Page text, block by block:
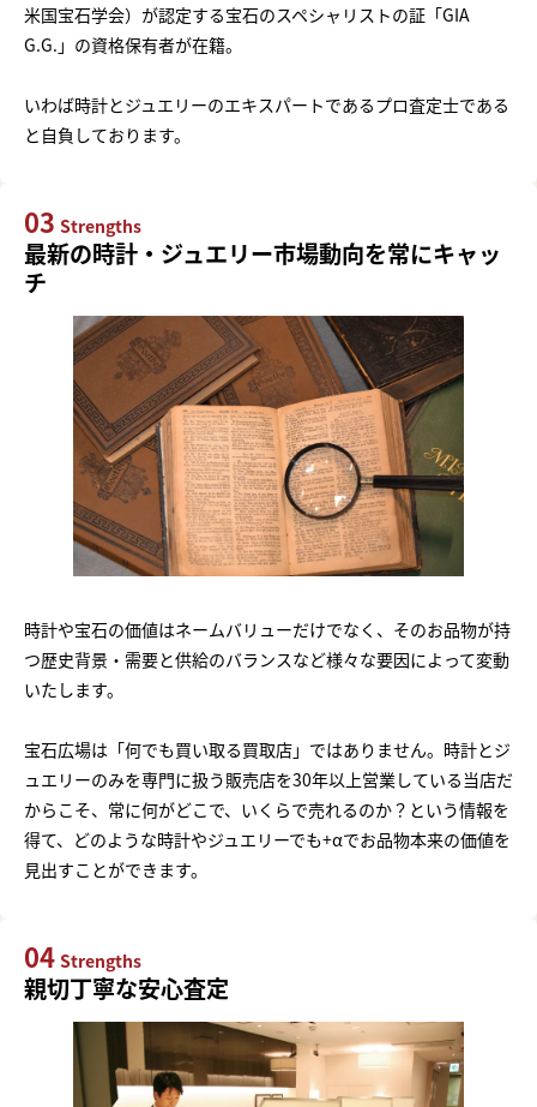
米国宝石学会）が認定する宝石のスペシャリストの証「GIA
G.G.」の資格保有者が在籍。
いわば時計とジュエリーのエキスパートであるプロ査定士である
と自負しております。
03 Strengths
最新の時計・ジュエリー市場動向を常にキャッ
チ
時計や宝石の価値はネームバリューだけでなく、そのお品物が持
つ歴史背景・需要と供給のバランスなど様々な要因によって変動
いたします。
宝石広場は「何でも買い取る買取店」ではありません。時計とジ
ュエリーのみを専門に扱う販売店を30年以上営業している当店だ
からこそ、常に何がどこで、いくらで売れるのか？という情報を
得て、どのような時計やジュエリーでも+αでお品物本来の価値を
見出すことができます。
04 Strengths
親切丁寧な安心査定